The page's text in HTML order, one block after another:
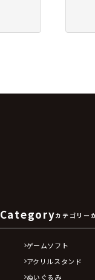
Categoryカテゴリー
ゲームソフト
アクリルスタンド
ぬいぐるみ